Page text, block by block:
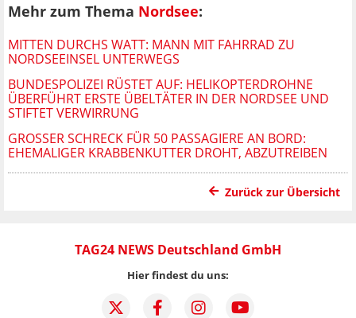
Mehr zum Thema Nordsee:
MITTEN DURCHS WATT: MANN MIT FAHRRAD ZU
NORDSEEINSEL UNTERWEGS
BUNDESPOLIZEI RÜSTET AUF: HELIKOPTERDROHNE
ÜBERFÜHRT ERSTE ÜBELTÄTER IN DER NORDSEE UND
STIFTET VERWIRRUNG
GROSSER SCHRECK FÜR 50 PASSAGIERE AN BORD: E
HEMALIGER KRABBENKUTTER DROHT, ABZUTREIBEN
Zurück zur Übersicht
TAG24 NEWS Deutschland GmbH
Hier findest du uns: